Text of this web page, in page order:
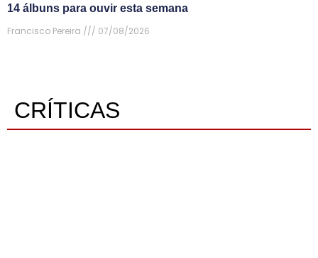
14 álbuns para ouvir esta semana
Francisco Pereira
07/08/2026
CRÍTICAS